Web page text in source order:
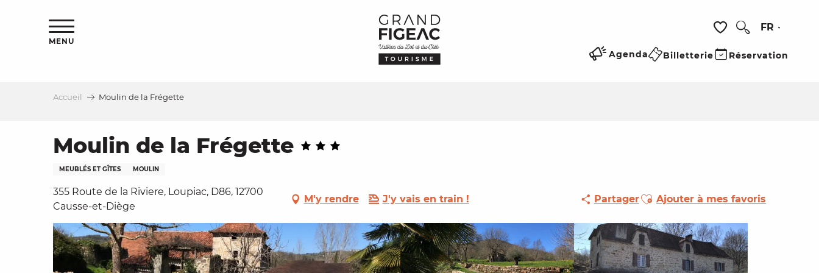
Voir les favoris
FR
MENU
Agenda Billetterie Réservation
Accueil Moulin de la Frégette
Moulin de la Frégette
MEUBLÉS ET GÎTES MOULIN
355 Route de la Riviere, Loupiac, D86, 12700
Causse-et-Diège
M'y rendre J'y vais en train ! PartagerAjouter aux favoris
Ajouter à mes favoris